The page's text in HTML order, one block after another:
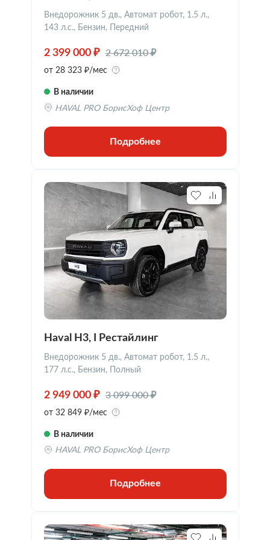
Внедорожник 5 дв., Автомат робот, 1.5 л.,
143 л.с., Бензин, Передний
2 399 000 ₽ 2 672 010 ₽
от 28 323 ₽/мес
В наличии
HAVAL PRO БорисХоф Центр
Подробнее
Haval H3, I Рестайлинг
Внедорожник 5 дв., Автомат робот, 1.5 л.,
177 л.с., Бензин, Полный
2 949 000 ₽ 3 099 000 ₽
от 32 849 ₽/мес
В наличии
HAVAL PRO БорисХоф Центр
Подробнее